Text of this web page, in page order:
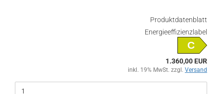
Produktdatenblatt
Energieeffizienzlabel
C
1.360,00 EUR
inkl. 19% MwSt. zzgl. Versand